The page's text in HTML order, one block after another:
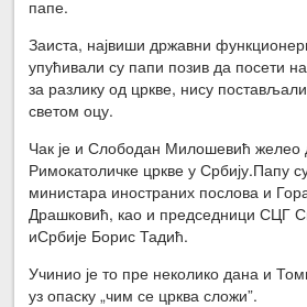
папе.
Заиста, највиши државни
упућивали су папи позив да посети
за разлику од цркве, нису
светом оцу.
Чак је и Слободан Милошевић желео
Римокатоличке цркве у Србију.Папу
министара иностраних послова и
Драшковић, као и председници СЦГ
иСрбије Борис Тадић.
Учинио је то пре неколико дана и
уз опаску „чим се црква сложи”.